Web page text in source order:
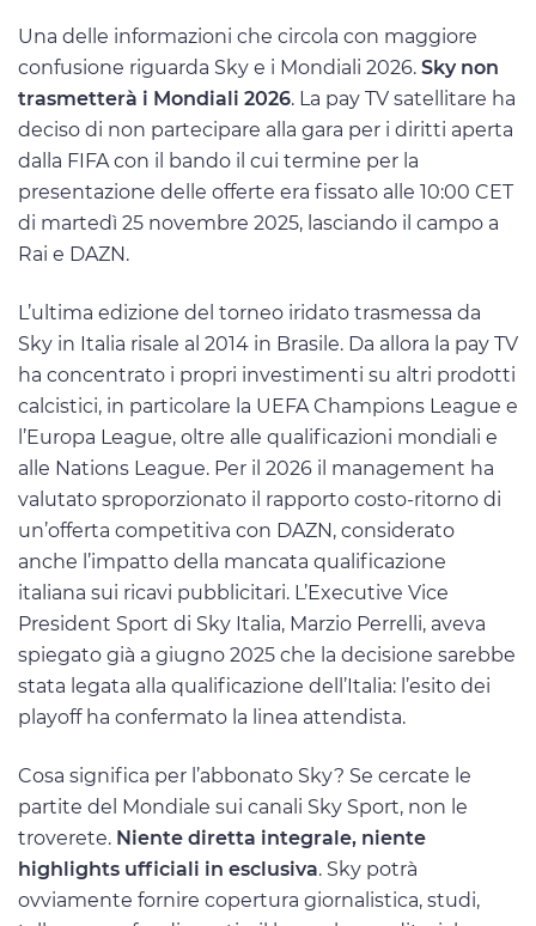
Una delle informazioni che circola con maggiore
confusione riguarda Sky e i Mondiali 2026. Sky non
trasmetterà i Mondiali 2026. La pay TV satellitare ha
deciso di non partecipare alla gara per i diritti aperta
dalla FIFA con il bando il cui termine per la
presentazione delle offerte era fissato alle 10:00 CET
di martedì 25 novembre 2025, lasciando il campo a
Rai e DAZN.
L’ultima edizione del torneo iridato trasmessa da
Sky in Italia risale al 2014 in Brasile. Da allora la pay TV
ha concentrato i propri investimenti su altri prodotti
calcistici, in particolare la UEFA Champions League e
l’Europa League, oltre alle qualificazioni mondiali e
alle Nations League. Per il 2026 il management ha
valutato sproporzionato il rapporto costo-ritorno di
un’offerta competitiva con DAZN, considerato
anche l’impatto della mancata qualificazione
italiana sui ricavi pubblicitari. L’Executive Vice
President Sport di Sky Italia, Marzio Perrelli, aveva
spiegato già a giugno 2025 che la decisione sarebbe
stata legata alla qualificazione dell’Italia: l’esito dei
playoff ha confermato la linea attendista.
Cosa significa per l’abbonato Sky? Se cercate le
partite del Mondiale sui canali Sky Sport, non le
troverete. Niente diretta integrale, niente
highlights ufficiali in esclusiva. Sky potrà
ovviamente fornire copertura giornalistica, studi,